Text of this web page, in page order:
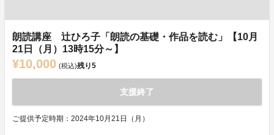
朗読講座 辻ひろ子「朗読の基礎・作品を読む」【10月
21日（月）13時15分～】
¥10,000 (税込)残り5
支援終了
ご提供予定時期：2024年10月21日（月）